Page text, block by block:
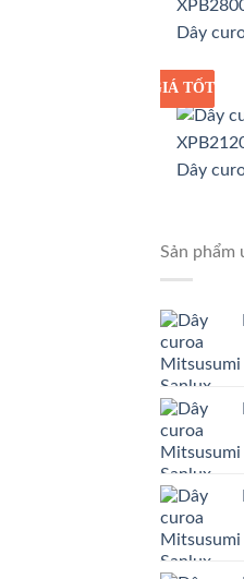
Dây
GIÁ SỈ
GIÁ TỐT
Dây
Sản phẩm